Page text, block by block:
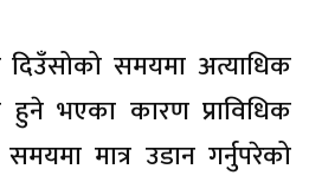
दिउँसोको समयमा अत्याधिक
हुने भएका कारण प्राविधिक
मात्र उडान गर्नुपरेको